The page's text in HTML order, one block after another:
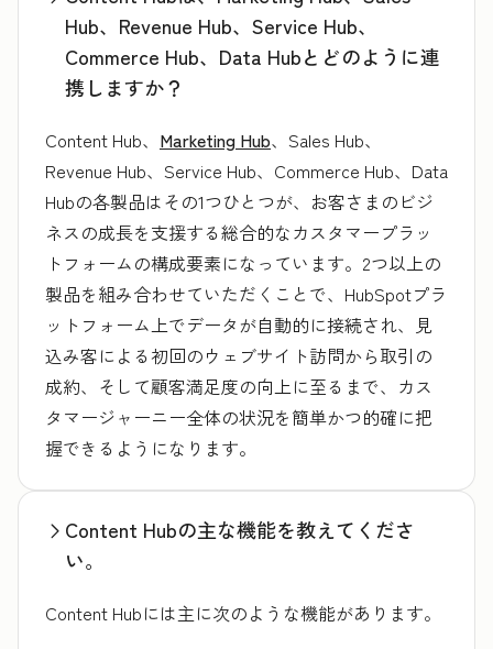
Hub、Revenue Hub、Service Hub、
Commerce Hub、Data Hubとどのように連
携しますか？
Content Hub、 Marketing Hub、Sales Hub、
Revenue Hub、Service Hub、Commerce Hub、Data
Hubの各製品はその1つひとつが、お客さまのビジ
ネスの成長を支援する総合的なカスタマープラッ
トフォームの構成要素になっています。2つ以上の
製品を組み合わせていただくことで、HubSpotプラ
ットフォーム上でデータが自動的に接続され、見
込み客による初回のウェブサイト訪問から取引の
成約、そして顧客満足度の向上に至るまで、カス
タマージャーニー全体の状況を簡単かつ的確に把
握できるようになります。
Content Hubの主な機能を教えてくださ
い。
Content Hubには主に次のような機能があります。